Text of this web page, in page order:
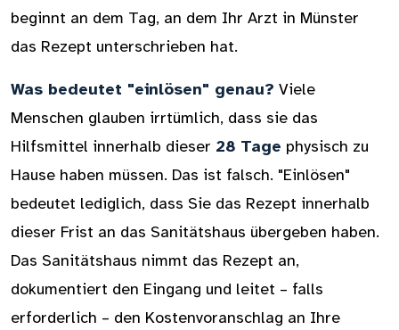
beginnt an dem Tag, an dem Ihr Arzt in Münster
das Rezept unterschrieben hat.
Was bedeutet "einlösen" genau? Viele
Menschen glauben irrtümlich, dass sie das
Hilfsmittel innerhalb dieser 28 Tage physisch zu
Hause haben müssen. Das ist falsch. "Einlösen"
bedeutet lediglich, dass Sie das Rezept innerhalb
dieser Frist an das Sanitätshaus übergeben haben.
Das Sanitätshaus nimmt das Rezept an,
dokumentiert den Eingang und leitet – falls
erforderlich – den Kostenvoranschlag an Ihre